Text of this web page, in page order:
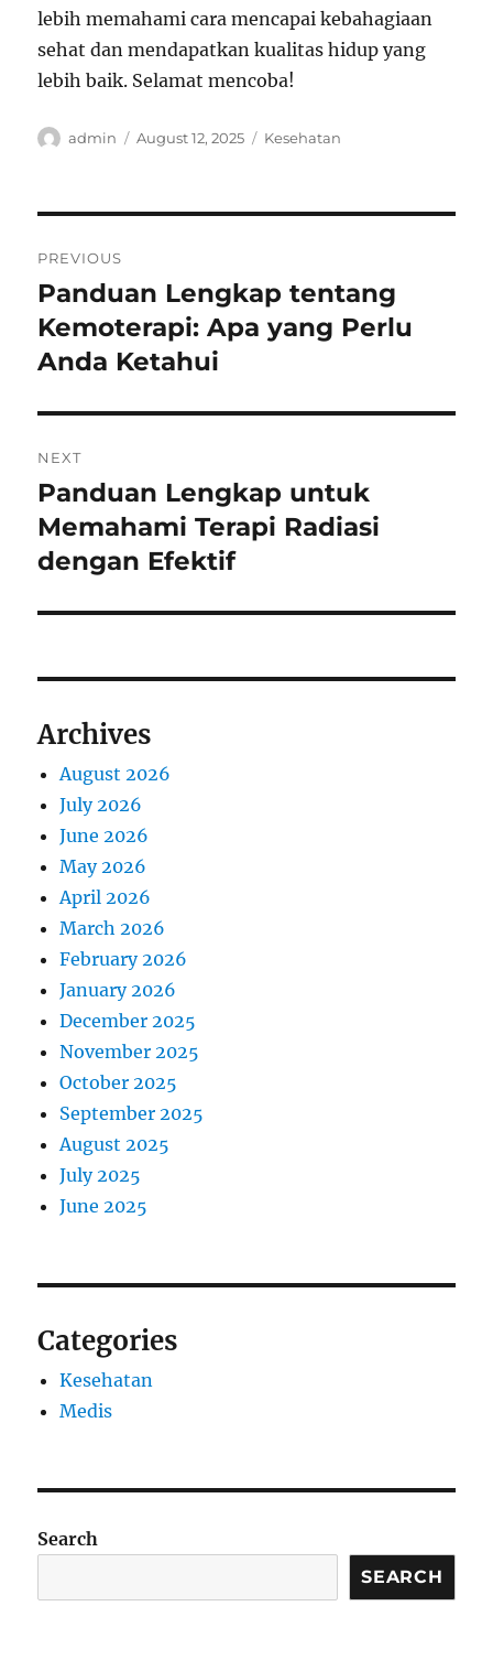
lebih memahami cara mencapai kebahagiaan
sehat dan mendapatkan kualitas hidup yang
lebih baik. Selamat mencoba!
Author
admin
Posted
August 12, 2025 Categories
Kesehatan
navigation
PREVIOUS
Previous
post:
Panduan Lengkap tentang
Kemoterapi: Apa yang Perlu
Anda Ketahui
NEXT
Next
post:
Panduan Lengkap untuk
Memahami Terapi Radiasi
dengan Efektif
Archives
August 2026
July 2026
June 2026
May 2026
April 2026
March 2026
February 2026
January 2026
December 2025
November 2025
October 2025
September 2025
August 2025
July 2025
June 2025
Categories
Kesehatan
Medis
Search
SEARCH